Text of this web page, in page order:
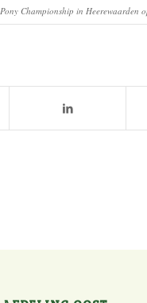
Championship in Heerewaarden